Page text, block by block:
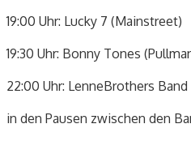
19:00 Uhr: Lucky 7 (Mainstreet)
19:30 Uhr: Bonny Tones
22:00 Uhr: LenneBrothers Band
in den Pausen zwischen den